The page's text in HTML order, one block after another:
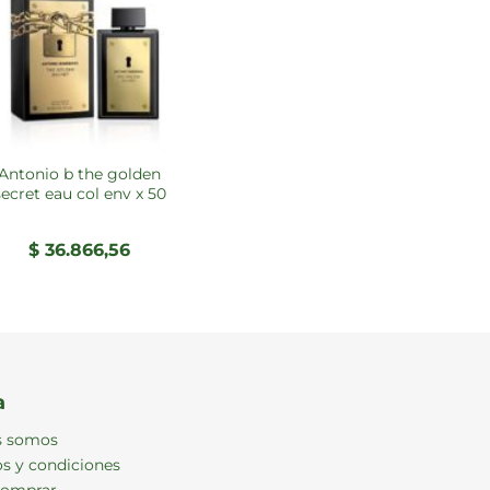
the golden
eau col env x 50
$ 36.866,56
somos
y condiciones